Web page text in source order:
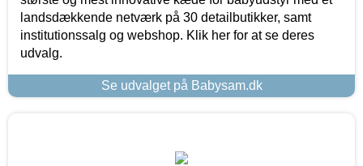
landsdækkende netværk på 30 detailbutikker, samt
institutionssalg og webshop. Klik her for at se deres
udvalg.
Se udvalget på Babysam.dk